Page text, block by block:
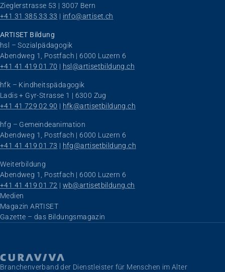
Zieglerstrasse 53 | 3007 Bern
+41 31 385 33 33 | info@artiset.ch
ARTISET Bildung
hsl – Sozialpädagogik
Abendweg 1, Postfach | 6000 Luzern 6
+41 41 419 01 70 | hsl@artisetbildung.ch
hfk – Kindheitspädagogik
Ladis + Gyr-Strasse 1 | 6300 Zug
+41 41 729 02 90 | hfk@artisetbildung.ch
hfg – Gemeindeanimation
Abendweg 1, Postfach | 6000 Luzern 6
+41 41 419 01 73 | hfg@artisetbildung.ch
Weiterbildung
Abendweg 1, Postfach | 6000 Luzern 6
+41 41 419 01 72 | wb@artisetbildung.ch
Navigation überspringen
Medien
Magazin ARTISET
Gazette – das Bildungsmagazin
Branchenverband der Dienstleister für Menschen im Alter